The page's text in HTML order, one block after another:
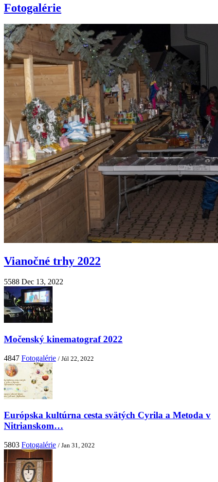
Fotogalérie
Vianočné trhy 2022
5588 Dec 13, 2022
Močenský kinematograf 2022
4847 Fotogalérie / Júl 22, 2022
Európska kultúrna cesta svätých Cyrila a Metoda v
Nitrianskom…
5803 Fotogalérie / Jan 31, 2022